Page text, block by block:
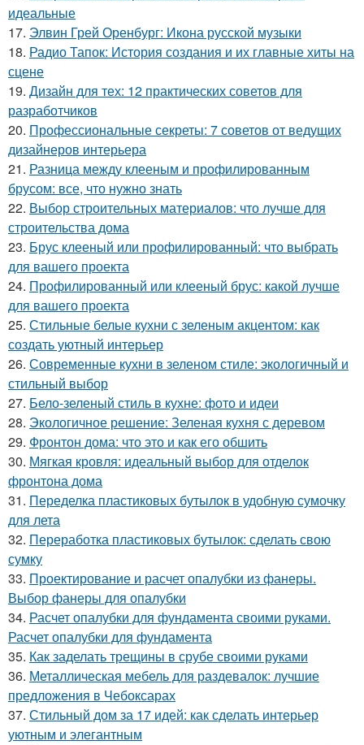
идеальные
17. Элвин Грей Оренбург: Икона русской музыки
18. Радио Тапок: История создания и их главные хиты на
сцене
19. Дизайн для тех: 12 практических советов для
разработчиков
20. Профессиональные секреты: 7 советов от ведущих
дизайнеров интерьера
21. Разница между клееным и профилированным
брусом: все, что нужно знать
22. Выбор строительных материалов: что лучше для
строительства дома
23. Брус клееный или профилированный: что выбрать
для вашего проекта
24. Профилированный или клееный брус: какой лучше
для вашего проекта
25. Стильные белые кухни с зеленым акцентом: как
создать уютный интерьер
26. Современные кухни в зеленом стиле: экологичный и
стильный выбор
27. Бело-зеленый стиль в кухне: фото и идеи
28. Экологичное решение: Зеленая кухня с деревом
29. Фронтон дома: что это и как его обшить
30. Мягкая кровля: идеальный выбор для отделок
фронтона дома
31. Переделка пластиковых бутылок в удобную сумочку
для лета
32. Переработка пластиковых бутылок: сделать свою
сумку
33. Проектирование и расчет опалубки из фанеры.
Выбор фанеры для опалубки
34. Расчет опалубки для фундамента своими руками.
Расчет опалубки для фундамента
35. Как заделать трещины в срубе своими руками
36. Металлическая мебель для раздевалок: лучшие
предложения в Чебоксарах
37. Стильный дом за 17 идей: как сделать интерьер
уютным и элегантным